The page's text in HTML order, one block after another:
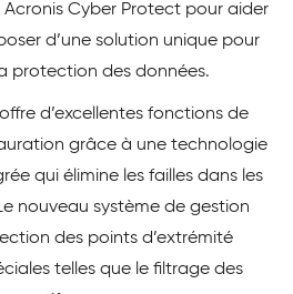
Cyber Protect pour aider
d’une solution unique pour
protection des données.
d’excellentes fonctions de
grâce à une technologie
qui élimine les failles dans les
nouveau système de gestion
des points d’extrémité
telles que le filtrage des